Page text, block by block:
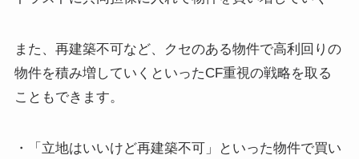
また、再建築不可など、クセのある物件で高利回りの
物件を積み増していくといったCF重視の戦略を取る
こともできます。
・「立地はいいけど再建築不可」といった物件で買い